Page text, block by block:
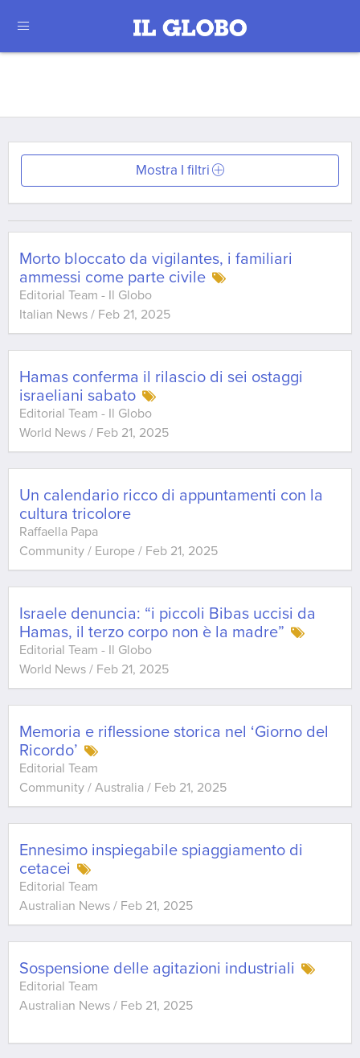
Mostra I filtri
Morto bloccato da vigilantes, i familiari
ammessi come parte civile
Editorial Team - Il Globo
Italian News / Feb 21, 2025
Hamas conferma il rilascio di sei ostaggi
israeliani sabato
Editorial Team - Il Globo
World News / Feb 21, 2025
Un calendario ricco di appuntamenti con la
cultura tricolore
Raffaella Papa
Community / Europe / Feb 21, 2025
Israele denuncia: “i piccoli Bibas uccisi da
Hamas, il terzo corpo non è la madre”
Editorial Team - Il Globo
World News / Feb 21, 2025
Memoria e riflessione storica nel ‘Giorno del
Ricordo’
Editorial Team
Community / Australia / Feb 21, 2025
Ennesimo inspiegabile spiaggiamento di
cetacei
Editorial Team
Australian News / Feb 21, 2025
Sospensione delle agitazioni industriali
Editorial Team
Australian News / Feb 21, 2025